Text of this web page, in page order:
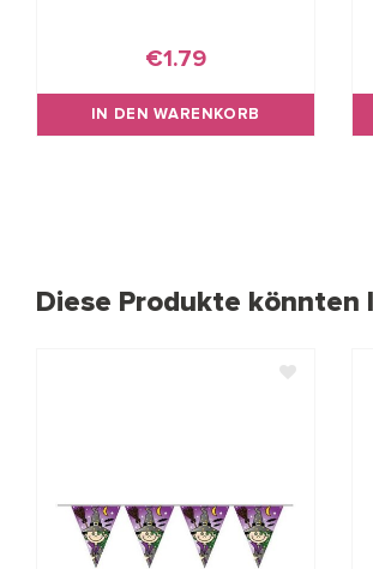
€1.79
IN DEN WARENKORB
Diese Produkte könnten